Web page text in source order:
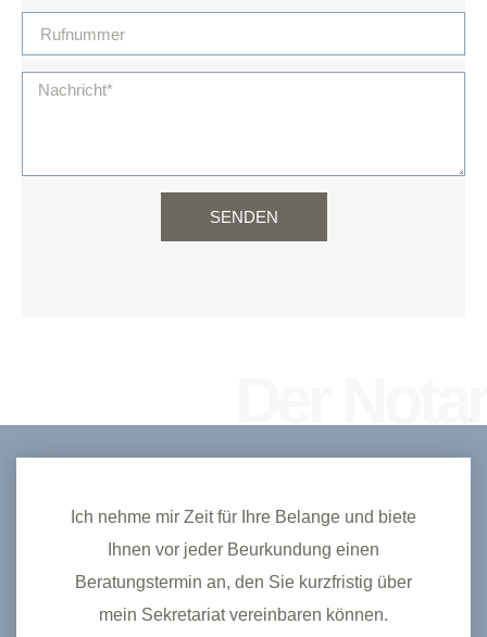
SENDEN
Ich nehme mir Zeit für Ihre Belange und biete
Ihnen vor jeder Beurkundung einen
Beratungstermin an, den Sie kurzfristig über
mein Sekretariat vereinbaren können.